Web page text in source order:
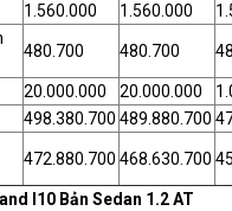
1.560.000 1.560.000
480.700 480.700
20.000.000 20.000.000
498.380.700 489.880.700
472.880.700 468.630.700
I10 Bản Sedan 1.2 AT